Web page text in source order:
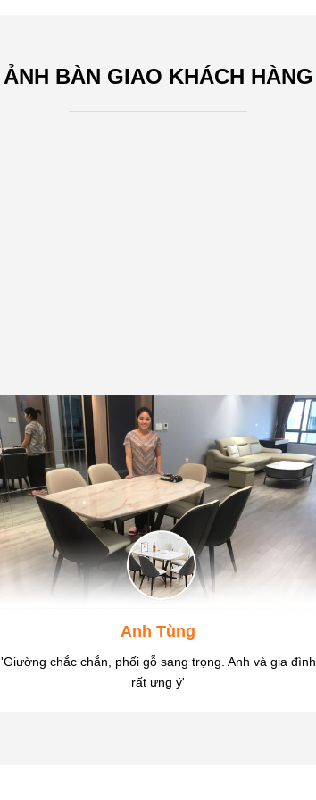
ẢNH BÀN GIAO KHÁCH HÀNG
Anh Tùng
'Giường chắc chắn, phối gỗ sang trọng. Anh và gia đình
rất ưng ý'